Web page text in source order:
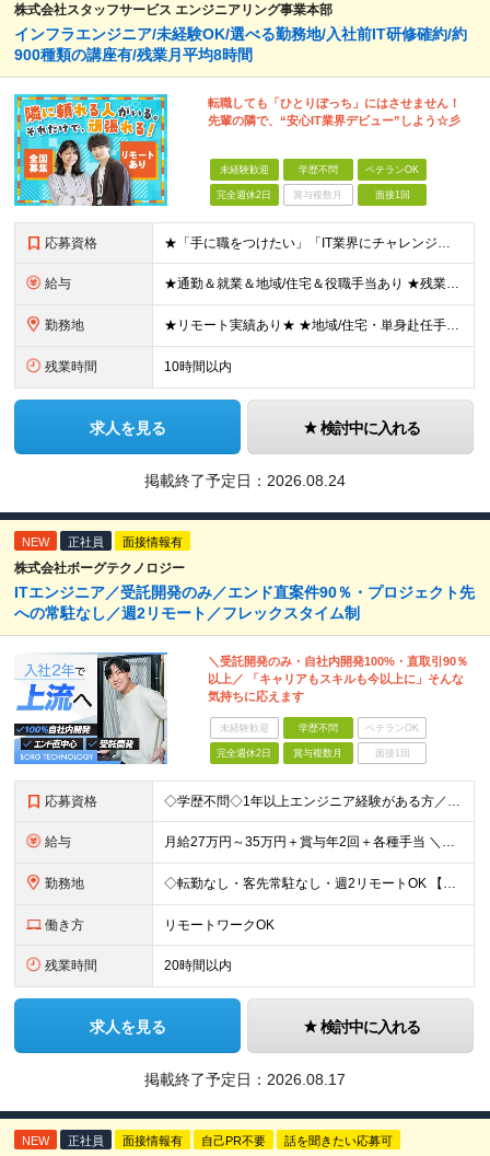
株式会社スタッフサービス エンジニアリング事業本部
インフラエンジニア/未経験OK/選べる勤務地/入社前IT研修確約/約
900種類の講座有/残業月平均8時間
転職しても「ひとりぼっち」にはさせません！
先輩の隣で、“安心IT業界デビュー”しよう☆彡
未経験歓迎 学歴不問 ベテランOK
完全週休2日 賞与複数月 面接1回
応募資格 ★「手に職をつけたい」「IT業界にチャレンジしたい」方歓迎！ ■学歴不問 ■IT知識・理系文系不問！未経験・第二新卒OK ★ITサポート・IT事務やエンジニアの経験をお持ちの方は優遇します！ 地方在
給与 ★通勤＆就業＆地域/住宅＆役職手当あり ★残業代は全額支給 ★選べる給与制度あり！ ■東京・神奈川・千葉・埼玉勤務の場合 月給24.5万円～55万円＋諸手当 （残業代は全額支給） (20,000円の
勤務地 ★リモート実績あり★ ★地域/住宅・単身赴任手当などサポートも万全 ★転任費用や寮・社宅制度も完備しています ★勤務地については希望を考慮の上、決定します ★面接地エリアでの就業率92％以上！ 『地
残業時間 10時間以内
求人を見る 検討中に入れる
掲載終了予定日： 2026.08.24
NEW 正社員 面接情報有
株式会社ボーグテクノロジー
ITエンジニア／受託開発のみ／エンド直案件90％・プロジェクト先
への常駐なし／週2リモート／フレックスタイム制
＼受託開発のみ・自社内開発100%・直取引90％
以上／ 「キャリアもスキルも今以上に」そんな
気持ちに応えます
未経験歓迎 学歴不問 ベテランOK
完全週休2日 賞与複数月 面接1回
応募資格 ◇学歴不問◇1年以上エンジニア経験がある方／人柄重視の採用です 必須条件―MUST― ■1年以上エンジニア経験がある方 ■C#、Java、Node.js、VB.NETを使った実務経験がある方 ＼こ
給与 月給27万円～35万円＋賞与年2回＋各種手当 ＼豊かな経験がある方はさらに加給！／ 月給35万円～40万円＋賞与年2回＋各種手当 ※ご経験やスキル、前職給等を考慮して給与額を決定します
勤務地 ◇転勤なし・客先常駐なし・週2リモートOK 【本社】東京都台東区上野7-2-8 岡田タイルビル702 【第1分室】東京都台東区上野7-6-10 MSKビル4階 【第2分室】東京都台東区上野7-8-2
働き方 リモートワークOK
残業時間 20時間以内
求人を見る 検討中に入れる
掲載終了予定日： 2026.08.17
NEW 正社員 面接情報有 自己PR不要 話を聞きたい応募可